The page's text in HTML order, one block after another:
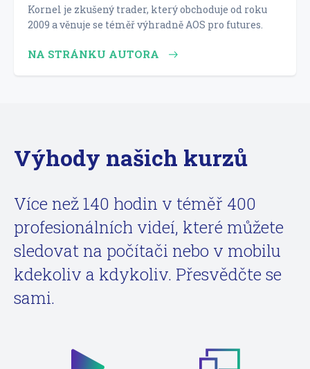
Kornel je zkušený trader, který obchoduje od roku
2009 a věnuje se téměř výhradně AOS pro futures.
NA STRÁNKU AUTORA
Výhody našich kurzů
Více než 140 hodin v téměř 400
profesionálních videí, které můžete
sledovat na počítači nebo v mobilu
kdekoliv a kdykoliv. Přesvědčte se
sami.